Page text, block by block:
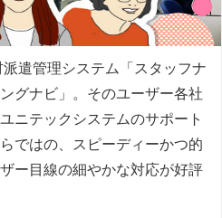
遣管理システム「スタッフナ
グナビ」。そのユーザー各社
ニテックシステムのサポート
ではの、スピーディーかつ的
ー目線の細やかな対応が好評